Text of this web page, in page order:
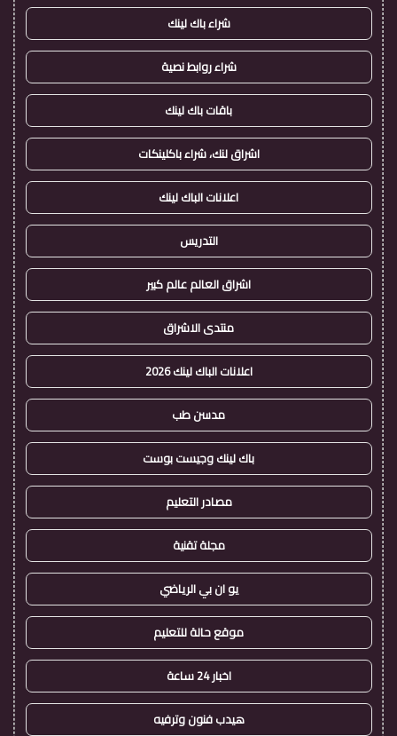
شراء باك لينك
شراء روابط نصية
باقات باك لينك
اشراق لنك، شراء باكلينكات
اعلانات الباك لينك
التدريس
اشراق العالم عالم كبير
منتدى الاشراق
اعلانات الباك لينك 2026
مدسن طب
باك لينك وجيست بوست
مصادر التعليم
مجلة تقنية
يو ان بي الرياضي
موقع حالة للتعليم
اخبار 24 ساعة
هيدب فنون وترفيه